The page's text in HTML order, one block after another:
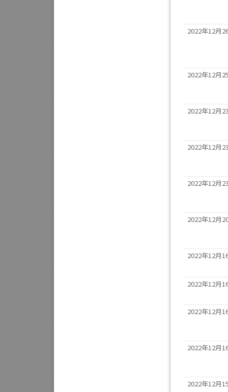
2022年12月
2022年12月
2022年12月
2022年12月
2022年12月
2022年12月
2022年12月
2022年12月
2022年12月
2022年12月
2022年12月